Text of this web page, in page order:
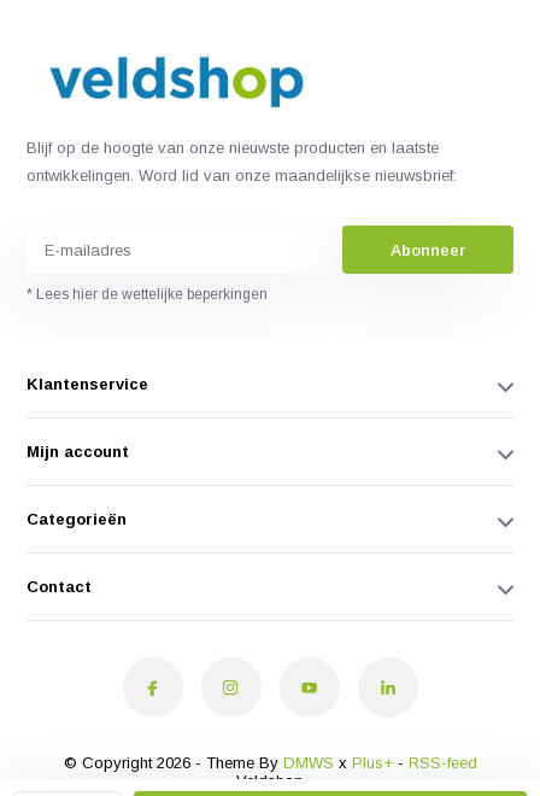
Blijf op de hoogte van onze nieuwste producten en laatste
ontwikkelingen. Word lid van onze maandelijkse nieuwsbrief:
Abonneer
* Lees hier de wettelijke beperkingen
Klantenservice
Mijn account
Categorieën
Contact
© Copyright 2026 - Theme By DMWS x Plus+- RSS-feed
Veldshop